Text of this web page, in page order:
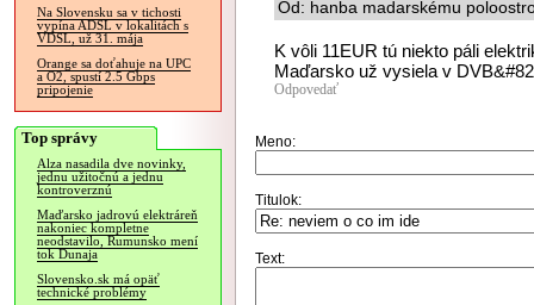
Na Slovensku sa v tichosti
vypína ADSL v lokalitách s
VDSL, už 31. mája
Orange sa doťahuje na UPC
a O2, spustí 2.5 Gbps
pripojenie
Top správy
Alza nasadila dve novinky,
jednu užitočnú a jednu
kontroverznú
Maďarsko jadrovú elektráreň
nakoniec kompletne
neodstavilo, Rumunsko mení
tok Dunaja
Slovensko.sk má opäť
technické problémy
Od: hanba madarskému
K vôli 11EUR tú niekto páli
Maďarsko už vysiela v
Odpovedať
Meno:
Titulok:
Text: